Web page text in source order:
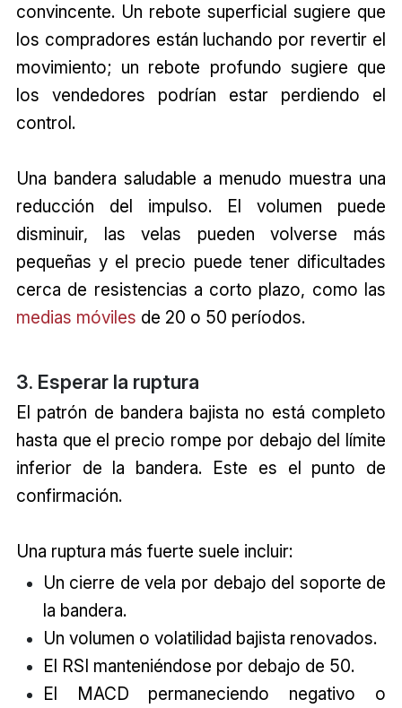
convincente. Un rebote superficial sugiere que
los compradores están luchando por revertir el
movimiento; un rebote profundo sugiere que
los vendedores podrían estar perdiendo el
control.
Una bandera saludable a menudo muestra una
reducción del impulso. El volumen puede
disminuir, las velas pueden volverse más
pequeñas y el precio puede tener dificultades
cerca de resistencias a corto plazo, como las
medias móviles de 20 o 50 períodos.
3. Esperar la ruptura
El patrón de bandera bajista no está completo
hasta que el precio rompe por debajo del límite
inferior de la bandera. Este es el punto de
confirmación.
Una ruptura más fuerte suele incluir:
Un cierre de vela por debajo del soporte de
la bandera.
Un volumen o volatilidad bajista renovados.
El RSI manteniéndose por debajo de 50.
El MACD permaneciendo negativo o